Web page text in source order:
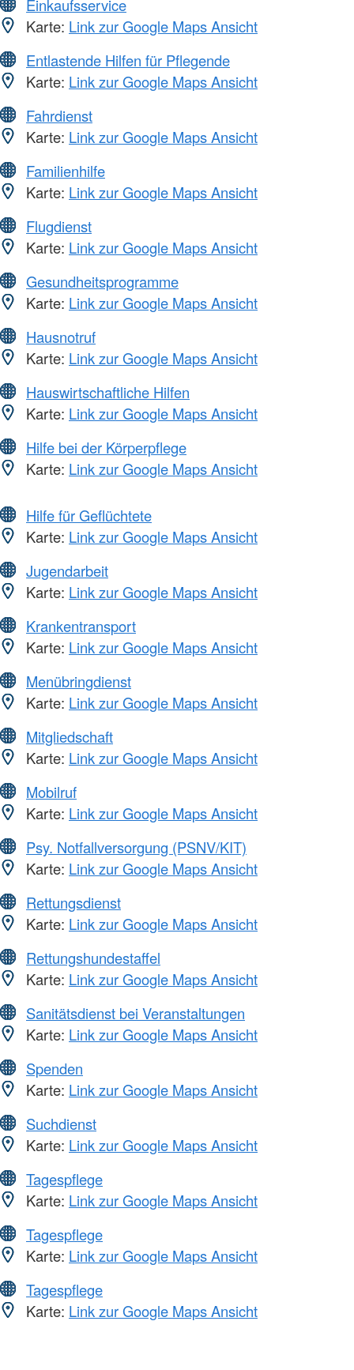
Einkaufsservice
Karte: Link zur Google Maps Ansicht
Entlastende Hilfen für Pflegende
Karte: Link zur Google Maps Ansicht
Fahrdienst
Karte: Link zur Google Maps Ansicht
Familienhilfe
Karte: Link zur Google Maps Ansicht
Flugdienst
Karte: Link zur Google Maps Ansicht
Gesundheitsprogramme
Karte: Link zur Google Maps Ansicht
Hausnotruf
Karte: Link zur Google Maps Ansicht
Hauswirtschaftliche Hilfen
Karte: Link zur Google Maps Ansicht
Hilfe bei der Körperpflege
Karte: Link zur Google Maps Ansicht
Hilfe für Geflüchtete
Karte: Link zur Google Maps Ansicht
Jugendarbeit
Karte: Link zur Google Maps Ansicht
Krankentransport
Karte: Link zur Google Maps Ansicht
Menübringdienst
Karte: Link zur Google Maps Ansicht
Mitgliedschaft
Karte: Link zur Google Maps Ansicht
Mobilruf
Karte: Link zur Google Maps Ansicht
Psy. Notfallversorgung (PSNV/KIT)
Karte: Link zur Google Maps Ansicht
Rettungsdienst
Karte: Link zur Google Maps Ansicht
Rettungshundestaffel
Karte: Link zur Google Maps Ansicht
Sanitätsdienst bei Veranstaltungen
Karte: Link zur Google Maps Ansicht
Spenden
Karte: Link zur Google Maps Ansicht
Suchdienst
Karte: Link zur Google Maps Ansicht
Tagespflege
Karte: Link zur Google Maps Ansicht
Tagespflege
Karte: Link zur Google Maps Ansicht
Tagespflege
Karte: Link zur Google Maps Ansicht